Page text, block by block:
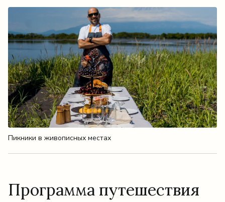
Пикники в живописных местах
Программа путешествия